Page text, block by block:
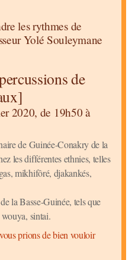
les rythmes de
Yolé Souleymane
de
2020, de 19h50 à
de Guinée-Conakry de la
les différentes ethnies, telles
mikhifôré, djakankés,
la Basse-Guinée, tels que
sintai.
prions de bien vouloir